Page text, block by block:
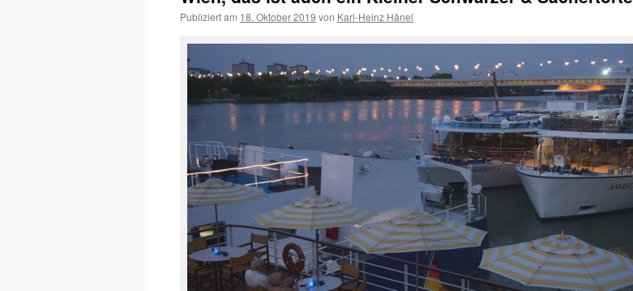
Publiziert am 18. Oktober 2019 von Karl-Heinz Hänel